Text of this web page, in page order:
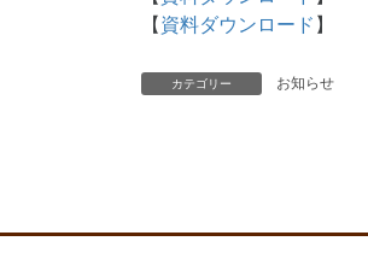
【 資料ダウンロード 】
カテゴリー お知らせ